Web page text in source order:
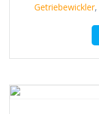
Getriebewickler,